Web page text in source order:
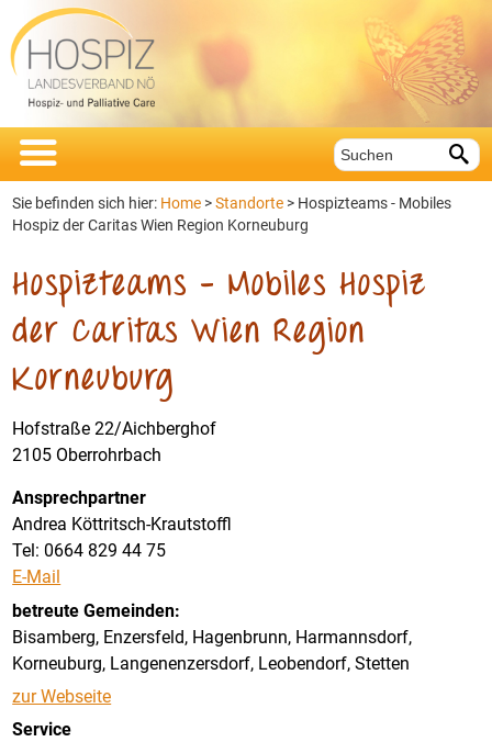
 
Sie befinden sich hier: Home >Standorte > Hospizteams - Mobiles
Hospiz der Caritas Wien Region Korneuburg
Hospizteams – Mobiles Hospiz
der Caritas Wien Region
Korneuburg
Hofstraße 22/Aichberghof
2105 Oberrohrbach
Ansprechpartner
Andrea Köttritsch-Krautstoffl
Tel: 0664 829 44 75
E-Mail
betreute Gemeinden:
Bisamberg, Enzersfeld, Hagenbrunn, Harmannsdorf,
Korneuburg, Langenenzersdorf, Leobendorf, Stetten
zur Webseite
Service